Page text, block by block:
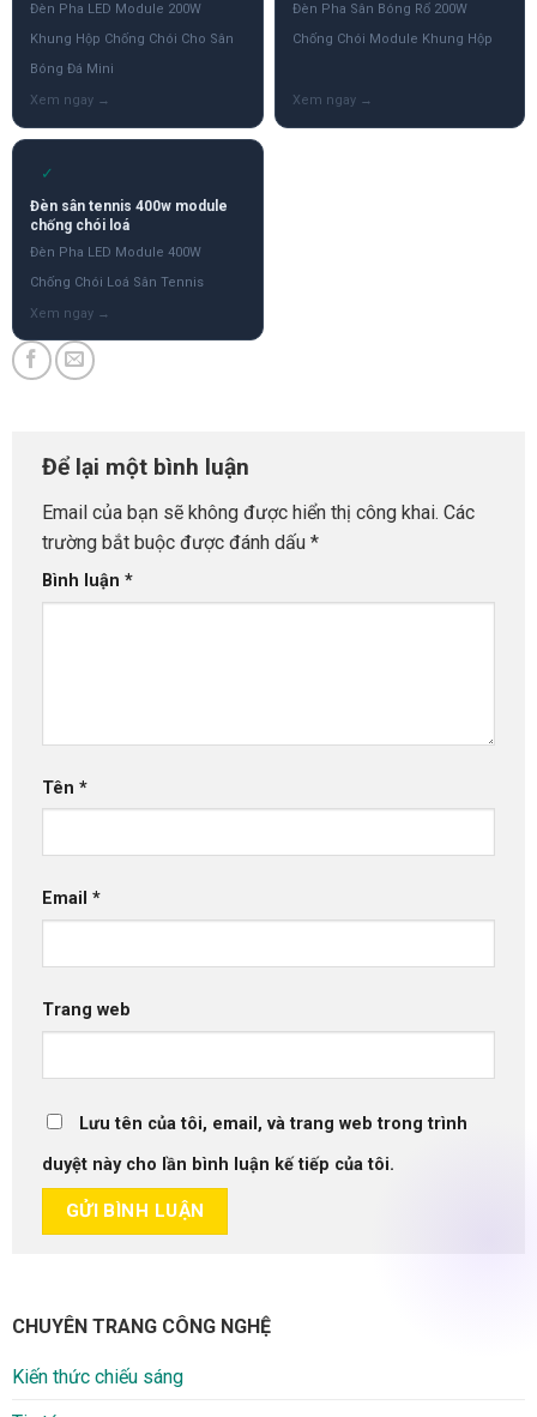
Đèn Pha LED Module 200W
Khung Hộp Chống Chói Cho Sân
Bóng Đá Mini
Đèn Pha Sân Bóng Rổ 200W
Chống Chói Module Khung Hộp
✓
Đèn sân tennis 400w module
chống chói loá
Đèn Pha LED Module 400W
Chống Chói Loá Sân Tennis
Để lại một bình luận
Email của bạn sẽ không được hiển thị công khai. Các
trường bắt buộc được đánh dấu *
Bình luận *
Tên *
Email *
Trang web
Lưu tên của tôi, email, và trang web trong trình
duyệt này cho lần bình luận kế tiếp của tôi.
CHUYÊN TRANG CÔNG NGHỆ
Kiến thức chiếu sáng